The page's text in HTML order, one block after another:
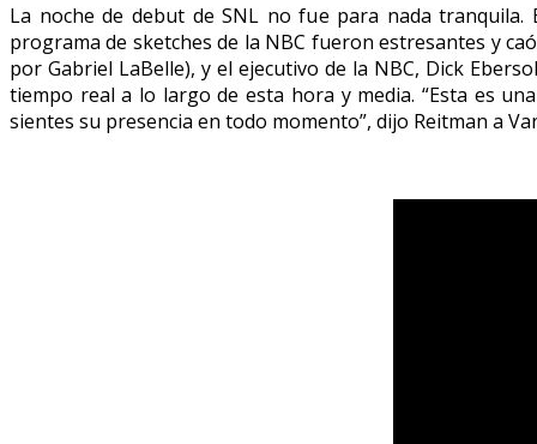
La noche de debut de SNL no fue para nada
programa de sketches de la NBC fueron estresantes y
por Gabriel LaBelle), y el ejecutivo de la NBC, Dick
tiempo real a lo largo de esta hora y media. “Esta es
sientes su presencia en todo momento”, dijo Reitman a